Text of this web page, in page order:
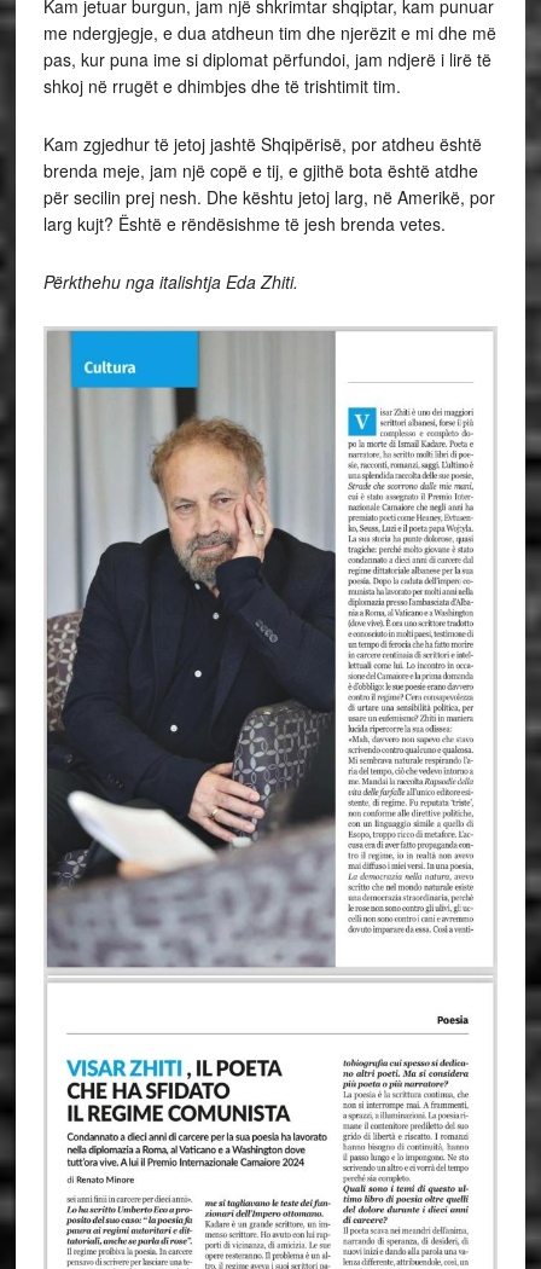
Kam jetuar burgun, jam një shkrimtar shqiptar, kam punuar
me ndergjegje, e dua atdheun tim dhe njerëzit e mi dhe më
pas, kur puna ime si diplomat përfundoi, jam ndjerë i lirë të
shkoj në rrugët e dhimbjes dhe të trishtimit tim.
Kam zgjedhur të jetoj jashtë Shqipërisë, por atdheu është
brenda meje, jam një copë e tij, e gjithë bota është atdhe
për secilin prej nesh. Dhe kështu jetoj larg, në Amerikë, por
larg kujt? Është e rëndësishme të jesh brenda vetes.
Përkthehu nga italishtja Eda Zhiti.